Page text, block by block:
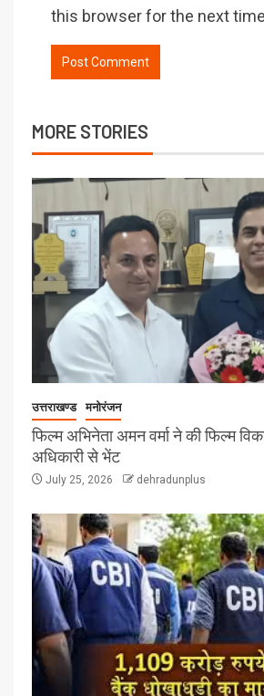
this browser for the next
MORE STORIES
उत्तराखण्ड मनोरंजन
फिल्म अभिनेता अमन वर्मा ने की फिल्म
अधिकारी से भेंट
July 25, 2026 dehradunplus